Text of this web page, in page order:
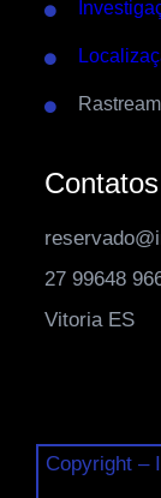
Contatos
27 99648
Vitoria ES
Copyright –